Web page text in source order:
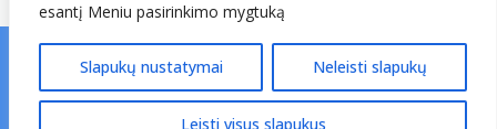
esantį Meniu pasirinkimo mygtuką
Slapukų nustatymai Neleisti slapukų
Leisti visus slapukus
© Lietuvos hidrometeorologijos tarnyba prie Aplinkos